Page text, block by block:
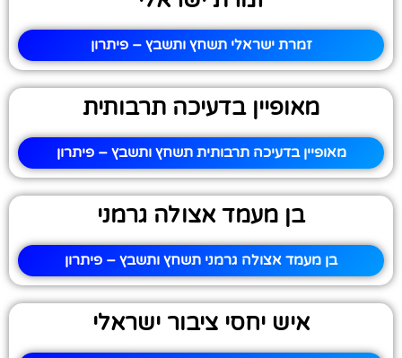
זמרת ישראלי תשחץ ותשבץ – פיתרון
מאופיין בדעיכה תרבותית
מאופיין בדעיכה תרבותית תשחץ ותשבץ – פיתרון
בן מעמד אצולה גרמני
בן מעמד אצולה גרמני תשחץ ותשבץ – פיתרון
איש יחסי ציבור ישראלי